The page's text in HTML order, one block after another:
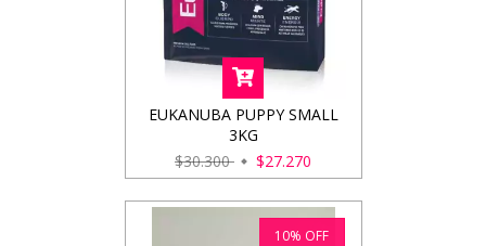
EUKANUBA PUPPY SMALL
3KG
$30.300
$27.270
10% OFF